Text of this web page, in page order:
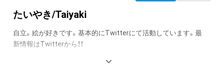
たいやき/Taiyaki
自立。絵が好きです。基本的にTwitterにて活動しています。最